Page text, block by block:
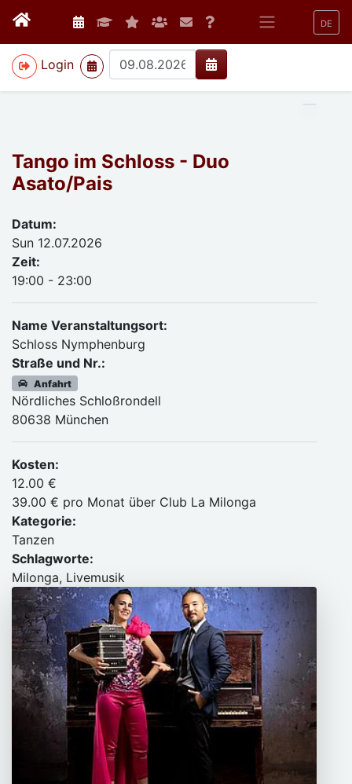
DE
Login
>
Tango im Schloss - Duo
Asato/Pais
Datum:
Sun 12.07.2026
Zeit:
19:00 - 23:00
Name Veranstaltungsort:
Schloss Nymphenburg
Straße und Nr.:
Anfahrt
Nördliches Schloßrondell
80638 München
Kosten:
12.00 €
39.00 € pro Monat über Club La Milonga
Kategorie:
Tanzen
Schlagworte:
Milonga, Livemusik